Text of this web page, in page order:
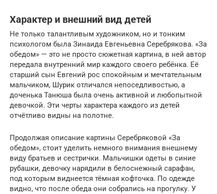
Характер и внешний вид детей
Не только талантливым художником, но и тонким
психологом была Зинаида Евгеньевна Серебрякова. «За
обедом» — это не просто сюжетная картина, в ней автор
передала внутренний мир каждого своего ребёнка. Её
старший сын Евгений рос спокойным и мечтательным
мальчиком, Шурик отличался непоседливостью, а
доченька Танюша была очень активной и любопытной
девочкой. Эти черты характера каждого из детей
отчётливо видны на полотне.
Продолжая описание картины Серебряковой «За
обедом», стоит уделить немного внимания внешнему
виду братьев и сестрички. Мальчишки одеты в синие
рубашки, девочку нарядили в белоснежный сарафан,
под которым виднеется тёмная кофточка. По одежде
видно, что после обеда они собрались на прогулку. У